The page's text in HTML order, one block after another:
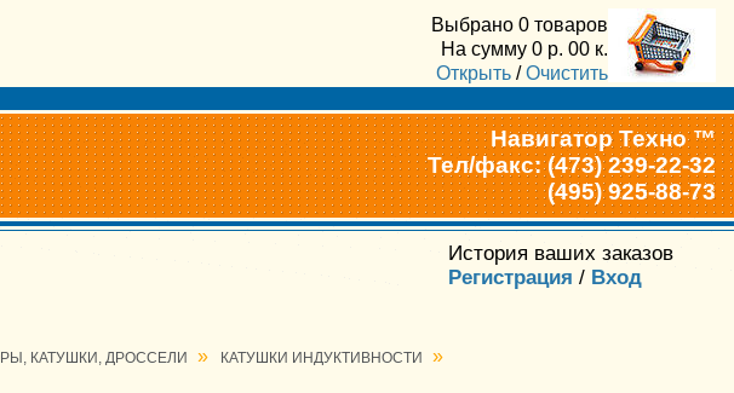
Выбрано 0 товаров
На сумму 0 р. 00 к.
Открыть /Очистить
Навигатор Техно ™
Тел/факс: (473) 239-22-32
(495) 925-88-73
История ваших заказов
Регистрация / Вход
КАТУШКИ, ДРОССЕЛИ » КАТУШКИ ИНДУКТИВНОСТИ »